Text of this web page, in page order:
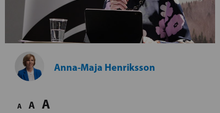
Anna-Maja Henriksson
A A A